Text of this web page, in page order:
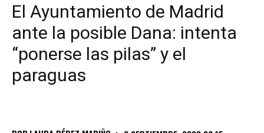
El Ayuntamiento de Madrid
ante la posible Dana: intenta
“ponerse las pilas” y el
paraguas